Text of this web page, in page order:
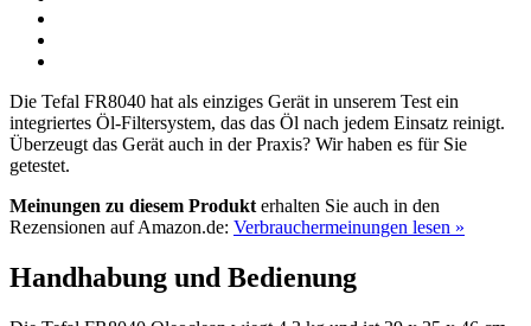
Die Tefal FR8040 hat als einziges Gerät in unserem Test ein
integriertes Öl-Filtersystem, das das Öl nach jedem Einsatz reinigt.
Überzeugt das Gerät auch in der Praxis? Wir haben es für Sie
getestet.
Meinungen zu diesem Produkt erhalten Sie auch in den
Rezensionen auf Amazon.de: Verbrauchermeinungen lesen »
Handhabung und Bedienung